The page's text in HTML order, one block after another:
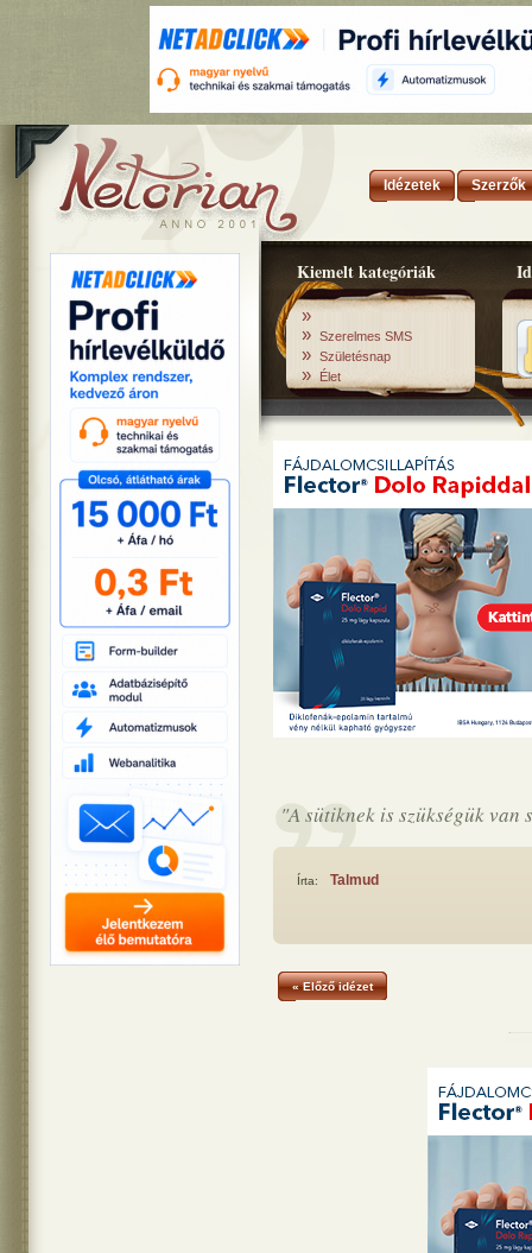
Idézetek Szerzők
Kiemelt kategóriák
»
» Szerelmes SMS
» Születésnap
» Élet
"A sütiknek is szükségük van
Írta: Talmud
« Előző idézet